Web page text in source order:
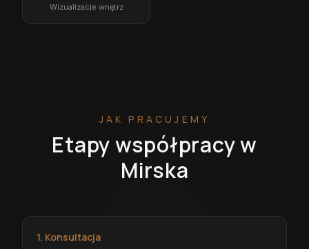
Wizualizacje wnętrz
JAK PRACUJEMY
Etapy współpracy w
Mirska
1. Konsultacja